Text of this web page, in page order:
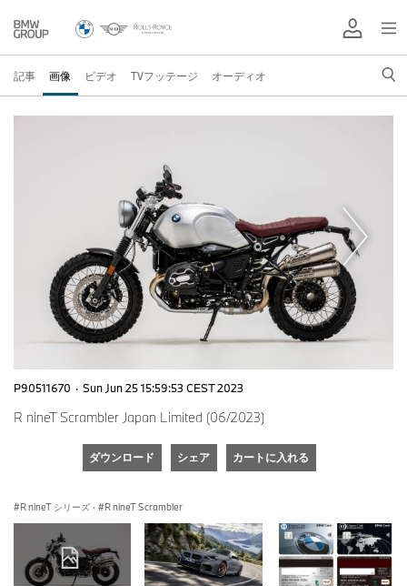
記事 画像 ビデオ TVフッテージ オーディオ
P90511670 · Sun Jun 25 15:59:53 CEST 2023
R nineT Scrambler Japan Limited (06/2023)
ダウンロード シェア カートに入れる
R nineT シリーズ · R nineT Scrambler